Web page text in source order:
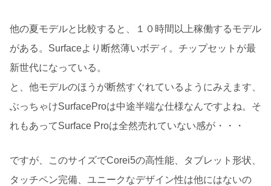
他の夏モデルと比較すると、１０時間以上稼働するモデル
がある。Surfaceより断然薄いボディ。チップセットが最
新世代になっている。
と、他モデルのほうが断然すぐれているようにみえます、
ぶっちゃけSurfaceProは中途半端な仕様なんですよね。そ
れもあってSurface Proは全然売れていない感が・・・
ですが、このサイズでCorei5の高性能、タブレット形状、
タッチペン完備、ユニークなデザイン性は他にはないの